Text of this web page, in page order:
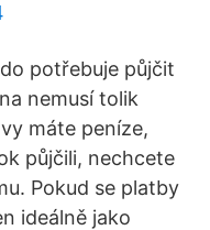
potřebuje půjčit
nemusí tolik
máte peníze,
půjčili, nechcete
Pokud se platby
ideálně jako